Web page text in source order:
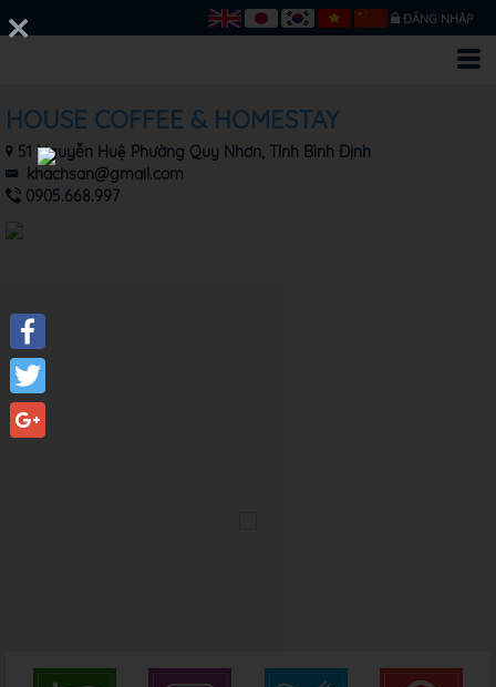
ĐĂNG NHẬP
Facebook
Twitter
HOUSE COFFEE & HOMESTAY
51 Nguyễn Huệ Phường Quy Nhơn, Tỉnh Bình Định
khachsan@gmail.com
0905.668.997